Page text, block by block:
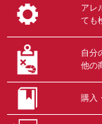
アレ
ても
自分
他の
購入